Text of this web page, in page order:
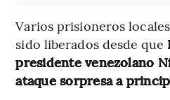
Varios prisioneros
sido liberados desde que
presidente venezolano
ataque sorpresa a